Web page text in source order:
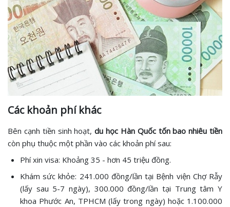
Các khoản phí khác
Bên cạnh tiền sinh hoạt,du học Hàn Quốc tốn bao nhiêu tiền
còn phụ thuộc một phần vào các khoản phí sau:
Phí xin visa: Khoảng 35 - hơn 45 triệu đồng.
Khám sức khỏe: 241.000 đồng/lần tại Bệnh viện Chợ Rẫy
(lấy sau 5-7 ngày), 300.000 đồng/lần tại Trung tâm Y
khoa Phước An, TPHCM (lấy trong ngày) hoặc 1.100.000